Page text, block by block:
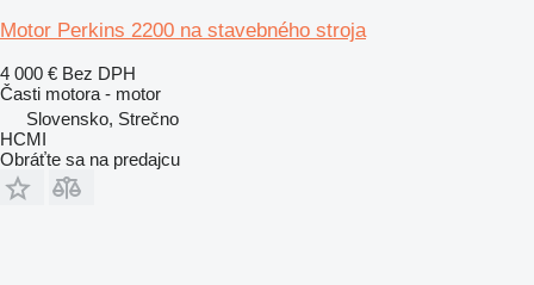
Motor Perkins 2200 na stavebného stroja
4 000 € Bez DPH
Časti motora - motor
Slovensko, Strečno
HCMI
Obráťte sa na predajcu